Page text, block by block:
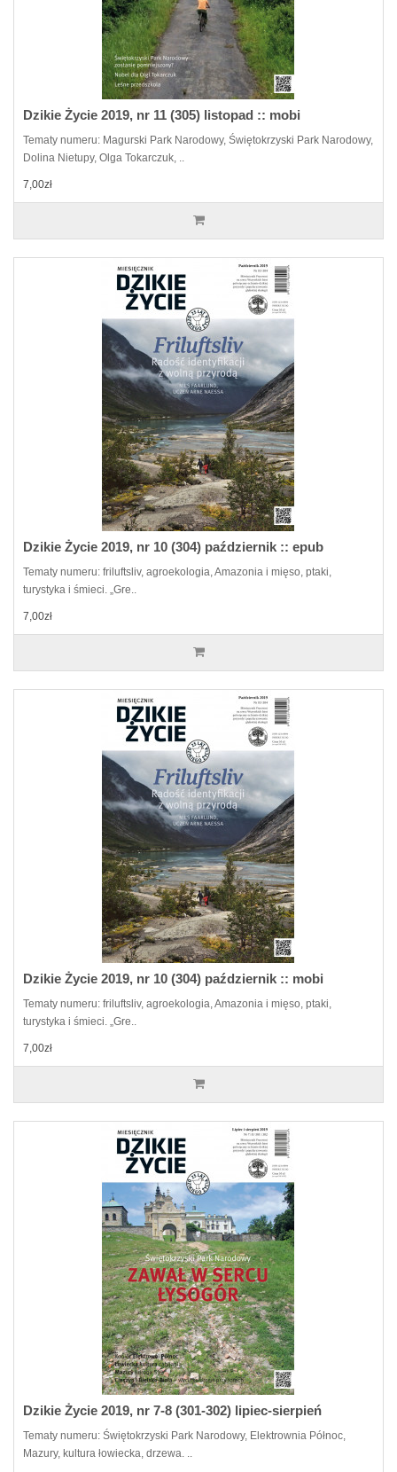
Dzikie Życie 2019, nr 11 (305) listopad :: mobi
Tematy numeru: Magurski Park Narodowy, Świętokrzyski Park Narodowy,
Dolina Nietupy, Olga Tokarczuk, ..
7,00zł
Dzikie Życie 2019, nr 10 (304) październik :: epub
Tematy numeru: friluftsliv, agroekologia, Amazonia i mięso, ptaki,
turystyka i śmieci. „Gre..
7,00zł
Dzikie Życie 2019, nr 10 (304) październik :: mobi
Tematy numeru: friluftsliv, agroekologia, Amazonia i mięso, ptaki,
turystyka i śmieci. „Gre..
7,00zł
Dzikie Życie 2019, nr 7-8 (301-302) lipiec-sierpień
Tematy numeru: Świętokrzyski Park Narodowy, Elektrownia Północ,
Mazury, kultura łowiecka, drzewa. ..